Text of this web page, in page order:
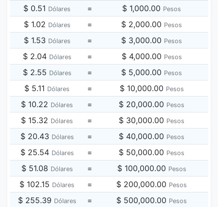
$ 0.51 Dólares = $ 1,000.00 Pesos
$ 1.02 Dólares = $ 2,000.00 Pesos
$ 1.53 Dólares = $ 3,000.00 Pesos
$ 2.04 Dólares = $ 4,000.00 Pesos
$ 2.55 Dólares = $ 5,000.00 Pesos
$ 5.11 Dólares = $ 10,000.00 Pesos
$ 10.22 Dólares = $ 20,000.00 Pesos
$ 15.32 Dólares = $ 30,000.00 Pesos
$ 20.43 Dólares = $ 40,000.00 Pesos
$ 25.54 Dólares = $ 50,000.00 Pesos
$ 51.08 Dólares = $ 100,000.00 Pesos
$ 102.15 Dólares = $ 200,000.00 Pesos
$ 255.39 Dólares = $ 500,000.00 Pesos